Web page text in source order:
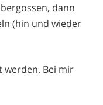
dann
(hin und wieder
Bei mir